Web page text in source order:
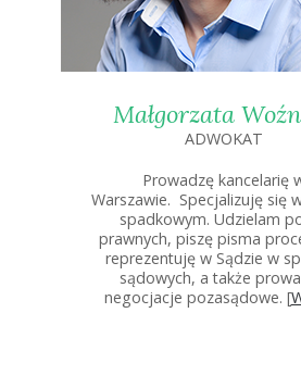
Małgorzata
ADWOKAT
Prowadzę kancelarię
Warszawie. Specjalizuję się
spadkowym. Udzielam
prawnych, piszę pisma
reprezentuję w Sądzie w
sądowych, a także
negocjacje pozasądowe. [